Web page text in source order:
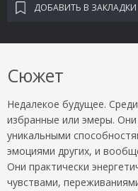
ДОБАВИТЬ В ЗАКЛАДКИ
Сюжет
Недалекое будущее.
избранные или эмеры.
уникальными
эмоциями других, и
Они практически
чувствами,